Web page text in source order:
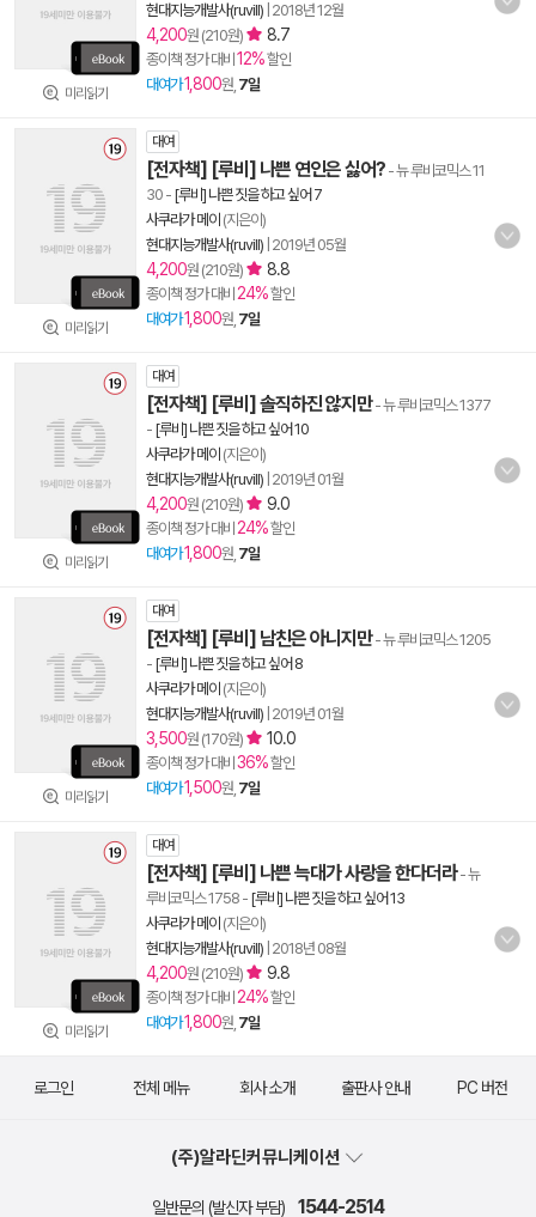
미리읽기
현대지능개발사(ruvill) 2018년 12월
4,200원 (210원) 8.7
종이책 정가 대비 12%할인
대여가1,800원, 7일
미리읽기
대여
[전자책] [루비] 나쁜 연인은 싫어? - 뉴 루비코믹스 11
30 - [루비] 나쁜 짓을 하고 싶어 7
사쿠라가 메이 (지은이)
현대지능개발사(ruvill) 2019년 05월
4,200원 (210원) 8.8
종이책 정가 대비 24%할인
대여가1,800원, 7일
미리읽기
대여
[전자책] [루비] 솔직하진 않지만- 뉴 루비코믹스 1377
- [루비] 나쁜 짓을 하고 싶어 10
사쿠라가 메이 (지은이)
현대지능개발사(ruvill) 2019년 01월
4,200원 (210원) 9.0
종이책 정가 대비 24%할인
대여가1,800원, 7일
미리읽기
대여
[전자책] [루비] 남친은 아니지만- 뉴 루비코믹스 1205
- [루비] 나쁜 짓을 하고 싶어 8
사쿠라가 메이 (지은이)
현대지능개발사(ruvill) 2019년 01월
3,500원 (170원) 10.0
종이책 정가 대비 36%할인
대여가1,500원, 7일
미리읽기
대여
[전자책] [루비] 나쁜 늑대가 사랑을 한다더라- 뉴
루비코믹스 1758 - [루비] 나쁜 짓을 하고 싶어 13
사쿠라가 메이 (지은이)
현대지능개발사(ruvill) 2018년 08월
4,200원 (210원) 9.8
종이책 정가 대비 24%할인
대여가1,800원, 7일
로그인 전체 메뉴 회사 소개 출판사 안내 PC 버전
(주)알라딘커뮤니케이션
일반문의 (발신자 부담) 1544-2514